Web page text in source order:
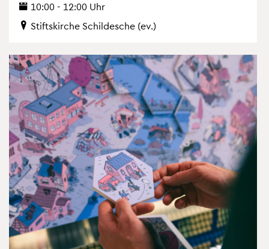
10:00 - 12:00 Uhr
Stifts­kir­che Schil­desche (ev.)